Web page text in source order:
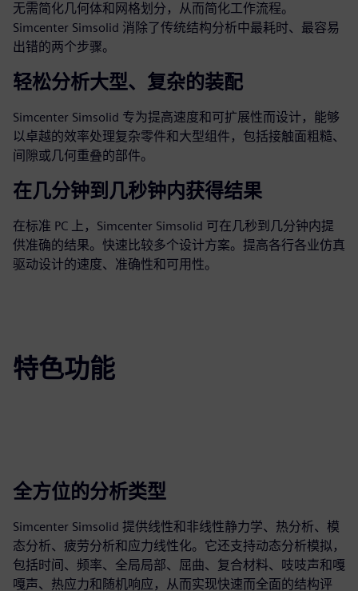
无需简化几何体和网格划分，从而简化工作流程。
Simcenter Simsolid 消除了传统结构分析中最耗时、最容易
出错的两个步骤。
轻松分析大型、复杂的装配
Simcenter Simsolid 专为提高速度和可扩展性而设计，能够
以卓越的效率处理复杂零件和大型组件，包括接触面粗糙、
间隙或几何重叠的部件。
在几分钟到几秒钟内获得结果
在标准 PC 上，Simcenter Simsolid 可在几秒到几分钟内提
供准确的结果。快速比较多个设计方案。提高各行各业仿真
驱动设计的速度、准确性和可用性。
特色功能
全方位的分析类型
Simcenter Simsolid 提供线性和非线性静力学、热分析、模
态分析、疲劳分析和应力线性化。它还支持动态分析模拟，
包括时间、频率、全局局部、屈曲、复合材料、吱吱声和嘎
嘎声、热应力和随机响应，从而实现快速而全面的结构评